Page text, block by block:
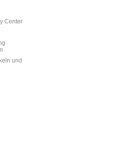
Center
und